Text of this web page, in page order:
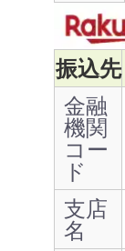
振込先
金融
機関
コー
ド
支店
名